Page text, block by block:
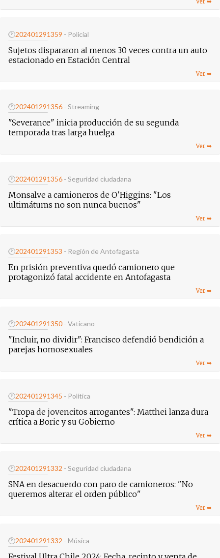
🕐202401291359 - Policial
Sujetos dispararon al menos 30 veces contra un auto
estacionado en Estación Central
🕐202401291356 - Streaming
"Severance" inicia producción de su segunda
temporada tras larga huelga
🕐202401291356 - Seguridad ciudadana
Monsalve a camioneros de O'Higgins: "Los
ultimátums no son nunca buenos"
🕐202401291353 - Región de Antofagasta
En prisión preventiva quedó camionero que
protagonizó fatal accidente en Antofagasta
🕐202401291350 - Vaticano
"Incluir, no dividir": Francisco defendió bendición a
parejas homosexuales
🕐202401291345 - Política
"Tropa de jovencitos arrogantes": Matthei lanza dura
crítica a Boric y su Gobierno
🕐202401291332 - Seguridad ciudadana
SNA en desacuerdo con paro de camioneros: "No
queremos alterar el orden público"
🕐202401291332 - Música